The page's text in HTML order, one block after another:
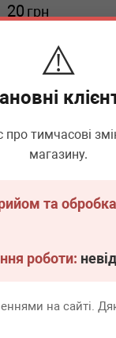
⚠️
тимчасові
магазину.
та
роботи:
на сайті.
20 грн
(кріплення деталей
(ST4.8X20-Z2)